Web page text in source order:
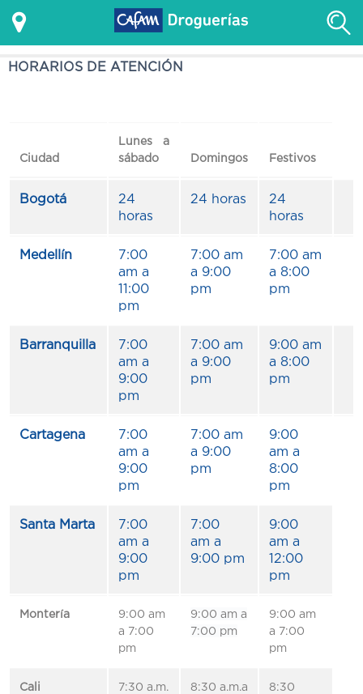
HORARIOS DE ATENCIÓN
Ciudad
Lunes a
sábado
Domingos Festivos
Bogotá
24
horas
24 horas
24
horas
Medellín
7:00
am a
11:00
pm
7:00 am
a 9:00
pm
7:00 am
a 8:00
pm
Barranquilla
7:00
am a
9:00
pm
7:00 am
a 9:00
pm
9:00 am
a 8:00
pm
Cartagena
7:00
am a
9:00
pm
7:00 am
a 9:00
pm
9:00
am a
8:00
pm
Santa Marta
7:00
am a
9:00
pm
7:00
am a
9:00 pm
9:00
am a
12:00
pm
Montería
9:00 am
a 7:00
pm
9:00 am a
7:00 pm
9:00 am
a 7:00
pm
Cali
7:30 a.m.
8:30 a.m.a
8:30